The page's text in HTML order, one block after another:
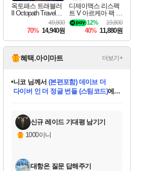
옥토패스 트래블러
II Octopath Traveler I
49,800
70% 14,940원
디제이맥스 리스펙
트 V 아르케아 팩 D
JMAX RESPECT V
Arcaea Pack DLC
19,800
12%
40% 11,880원
혜택.아이마트 더보기+
교환.
당첨되셨습니다.
니코 님께서 (본편포함) 데이브 더
다이버 인 더 정글 번들 (스팀코드)에
당첨되셨습니다.
당첨되셨습니다.
당첨되셨습니다.
당첨되셨습니다.
당첨되셨습니다.
에디션 (스팀코드)를 교환.
당첨되셨습니다.
신규 레이드 기대평 남기기
1000이니
대항온 질문 답해주기